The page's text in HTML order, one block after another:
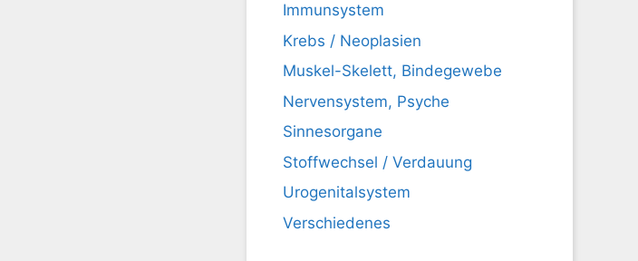
Immunsystem
Krebs / Neoplasien
Muskel-Skelett, Bindegewebe
Nervensystem, Psyche
Sinnesorgane
Stoffwechsel / Verdauung
Urogenitalsystem
Verschiedenes